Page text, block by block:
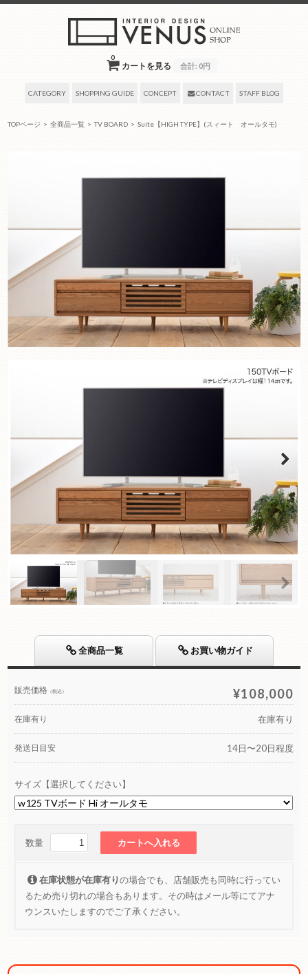
カートを見る
0
合計: 0円
CATEGORY SHOPPING GUIDE CONCEPT CONTACT STAFF BLOG
TOPページ >全商品一覧 >TV BOARD >Suite【HIGH TYPE】(スィート オールタモ)
Next
全商品一覧 お買い物ガイド
販売価格 （税込） ¥108,000
在庫有り 在庫有り
発送日目安 14日〜20日程度
サイズ【選択してください】
数量
在庫状態が在庫有りの場合でも、店舗販売も同時に行ってい
るため売り切れの場合もあります。その時はメール等にてアナ
ウンスいたしますのでご了承ください。